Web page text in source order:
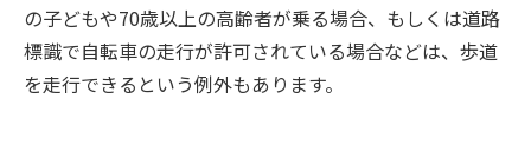
の子どもや70歳以上の高齢者が乗る場合、もしくは道路
標識で自転車の走行が許可されている場合などは、歩道
を走行できるという例外もあります。